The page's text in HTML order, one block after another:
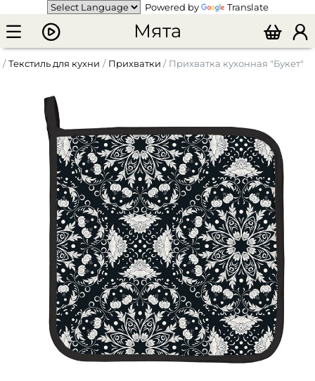
Powered by Translate
Мята
Текстиль для кухни Прихватки Прихватка кухонная "Букет"